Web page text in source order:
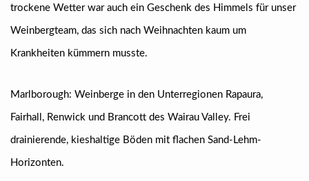
trockene Wetter war auch ein Geschenk des Himmels für unser
Weinbergteam, das sich nach Weihnachten kaum um
Krankheiten kümmern musste.
Marlborough: Weinberge in den Unterregionen Rapaura,
Fairhall, Renwick und Brancott des Wairau Valley. Frei
drainierende, kieshaltige Böden mit flachen Sand-Lehm-
Horizonten.